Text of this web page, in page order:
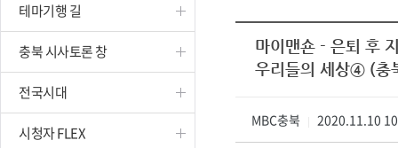
종영프로그램
테마기행 길
충북 시사토론 창
전국시대
시청자 FLEX
마이맨숀 - 은퇴 후
우리들의 세상④ (충
MBC충북 2020.11.10